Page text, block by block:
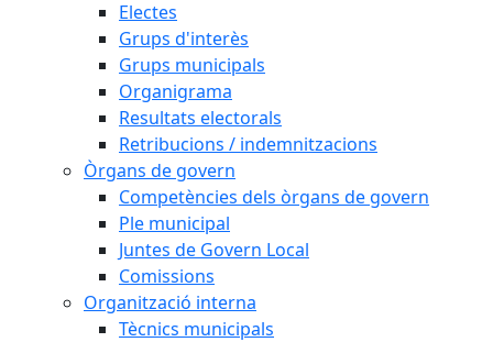
Electes
Grups d'interès
Grups municipals
Organigrama
Resultats electorals
Retribucions / indemnitzacions
Òrgans de govern
Competències dels òrgans de govern
Ple municipal
Juntes de Govern Local
Comissions
Organització interna
Tècnics municipals